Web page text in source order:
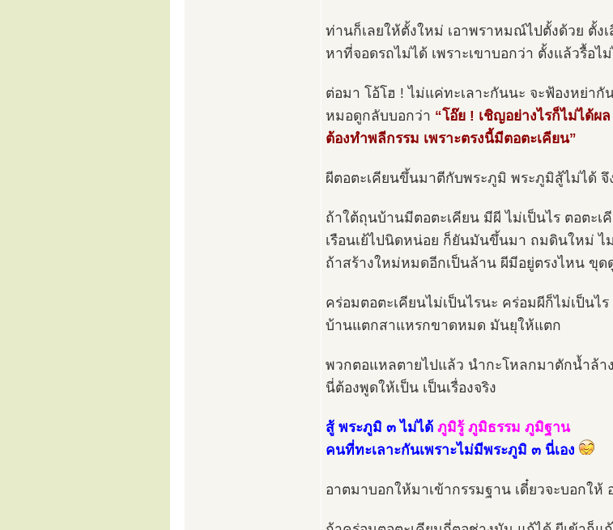
ท่านก็เลยให้ตั้งใหม่ เอาพราหมณ์ไปตั้งด้วย ตั้ง
หาที่จอดรถไม่ได้ เพราะเขาบอกว่า ตั้งแล้วรื้อไ
ต่อมา โอ้โฮ ! ไม่แค่ทะเลาะกันนะ จะฟ้องหย่ากั
หมอดูกลับบอกว่า “โอ๊ย ! เชิญอย่างไรก็ไม่ได้ผ
ต้องทำพลีกรรม เพราะตรงนี้มีตอตะเคียน”
ผีตอตะเคียนขึ้นมาตีกับพระภูมิ พระภูมิสู้ไม่ได้ จึ
ถ้าใต้ถุนบ้านมีตอตะเคียน มีผี ไม่เป็นไร ตอตะ
เรือนเย้ไปนิดหน่อย ก็ยันมันขึ้นมา ถมดินใหม่ ไ
ถ้าสร้างใหม่หมดอีกเป็นล้าน ผีมีอยู่ตรงไหน ขุด
คร่อมตอตะเคียนไม่เป็นไรนะ คร่อมผีก็ไม่เป็นไ
บ้านแตกสาแหรกขาดหมด มันยุให้แตก
พวกตอแหลตายไปแล้ว นำกะโหลกมาตักน้ำล้า
นี่ต้องพูดให้เป็น เป็นเรื่องจริง
สู้ พระภูมิ ๓ ไม่ได้ ภูมิรู้ ภูมิธรรม ภูมิฐาน
คนที่ทะเลาะกันเพราะไม่มีพระภูมิ ๓ นี่เอง
อาตมาบอกให้มาเข้ากรรมฐาน เดี๋ยวจะบอกให้